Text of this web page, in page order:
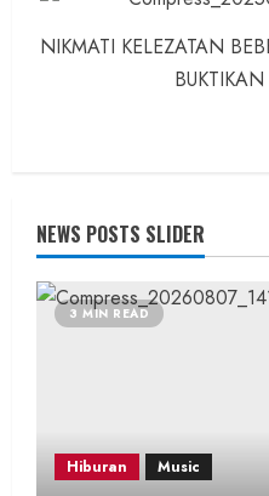
NIKMATI KELEZATAN
NEWS POSTS SLIDER
3 MIN READ
Hiburan Music